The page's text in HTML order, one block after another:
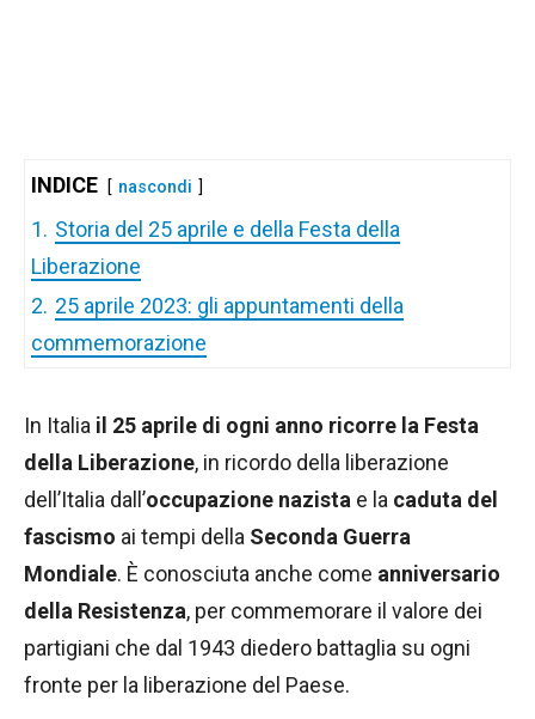
INDICE nascondi
1. Storia del 25 aprile e della Festa della
Liberazione
2. 25 aprile 2023: gli appuntamenti della
commemorazione
In Italia il 25 aprile di ogni anno ricorre la Festa
della Liberazione, in ricordo della liberazione
dell’Italia dall’occupazione nazista e la caduta del
fascismo ai tempi della Seconda Guerra
Mondiale. È conosciuta anche come anniversario
della Resistenza, per commemorare il valore dei
partigiani che dal 1943 diedero battaglia su ogni
fronte per la liberazione del Paese.